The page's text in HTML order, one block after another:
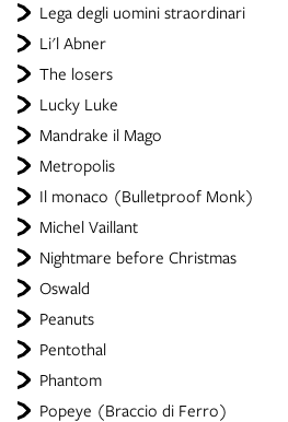
Lega degli uomini straordinari
Li'l Abner
The losers
Lucky Luke
Mandrake il Mago
Metropolis
Il monaco (Bulletproof Monk)
Michel Vaillant
Nightmare before Christmas
Oswald
Peanuts
Pentothal
Phantom
Popeye (Braccio di Ferro)